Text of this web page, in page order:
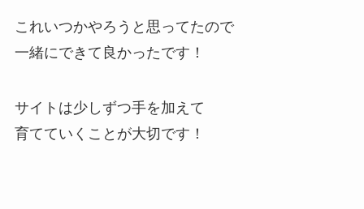
これいつかやろうと思ってたので
一緒にできて良かったです！
サイトは少しずつ手を加えて
育てていくことが大切です！